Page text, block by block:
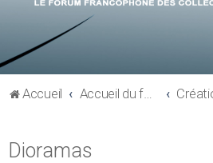
Accueil Accueil du forum
Dioramas